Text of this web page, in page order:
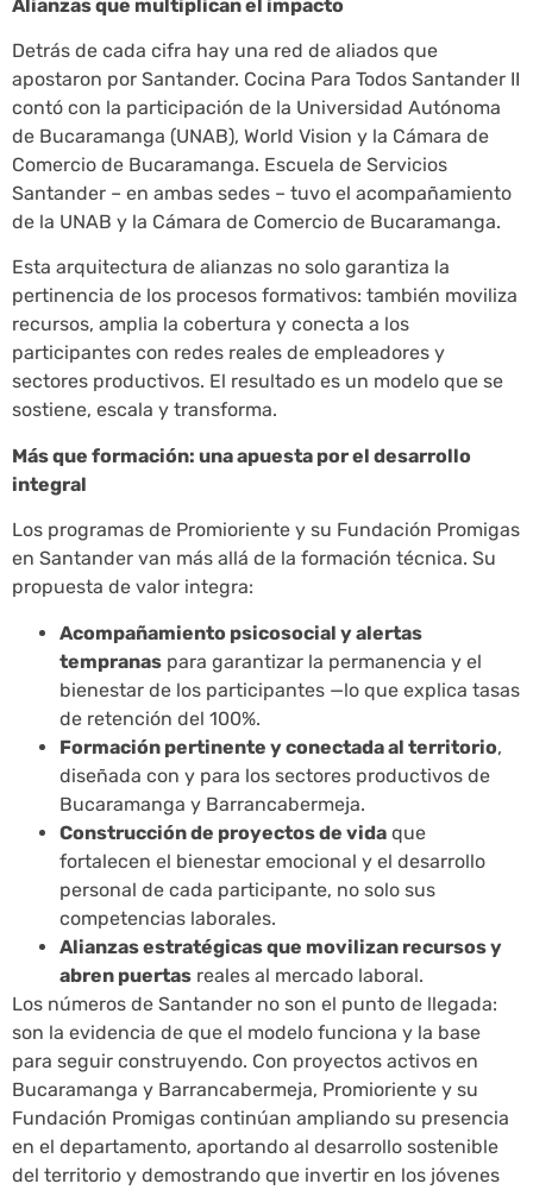
Alianzas que multiplican el impacto
Detrás de cada cifra hay una red de aliados que
apostaron por Santander. Cocina Para Todos Santander II
contó con la participación de la Universidad Autónoma
de Bucaramanga (UNAB), World Vision y la Cámara de
Comercio de Bucaramanga. Escuela de Servicios
Santander – en ambas sedes – tuvo el acompañamiento
de la UNAB y la Cámara de Comercio de Bucaramanga.
Esta arquitectura de alianzas no solo garantiza la
pertinencia de los procesos formativos: también moviliza
recursos, amplia la cobertura y conecta a los
participantes con redes reales de empleadores y
sectores productivos. El resultado es un modelo que se
sostiene, escala y transforma.
Más que formación: una apuesta por el desarrollo
integral
Los programas de Promioriente y su Fundación Promigas
en Santander van más allá de la formación técnica. Su
propuesta de valor integra:
Acompañamiento psicosocial y alertas
tempranas para garantizar la permanencia y el
bienestar de los participantes —lo que explica tasas
de retención del 100%.
Formación pertinente y conectada al territorio,
diseñada con y para los sectores productivos de
Bucaramanga y Barrancabermeja.
Construcción de proyectos de vida que
fortalecen el bienestar emocional y el desarrollo
personal de cada participante, no solo sus
competencias laborales.
Alianzas estratégicas que movilizan recursos y
abren puertas reales al mercado laboral.
Los números de Santander no son el punto de llegada:
son la evidencia de que el modelo funciona y la base
para seguir construyendo. Con proyectos activos en
Bucaramanga y Barrancabermeja, Promioriente y su
Fundación Promigas continúan ampliando su presencia
en el departamento, aportando al desarrollo sostenible
del territorio y demostrando que invertir en los jóvenes